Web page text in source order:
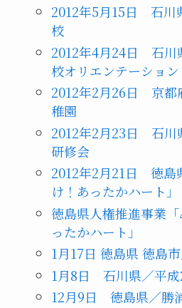
2012年5月15日 石川
校
2012年4月24日 石川
校オリエンテーション
2012年2月26日 京都
稚園
2012年2月23日 石川
研修会
2012年2月21日 徳島
け！あったかハート」
徳島県人権推進事業
ったかハート」
1月17日 徳島県 徳島
1月8日 石川県／平成
12月9日 徳島県／勝